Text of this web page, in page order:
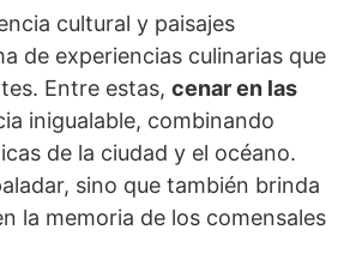
cultural y paisajes
de experiencias culinarias que
Entre estas, cenar en las
inigualable, combinando
de la ciudad y el océano.
sino que también brinda
la memoria de los comensales